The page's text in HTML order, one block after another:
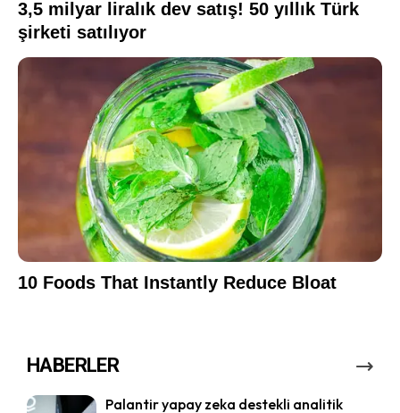
HABERLER
Palantir yapay zeka destekli analitik